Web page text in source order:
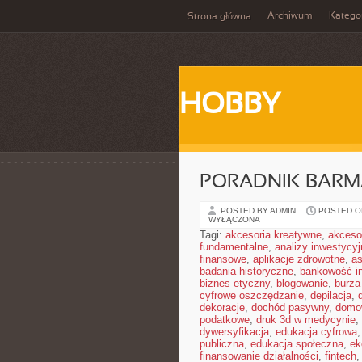
Strona główna Archiwum
HOBBY
PORADNIK
POSTED BY ADMIN POSTED
WYŁĄCZONA
Tagi: akcesoria kreatywne,
fundamentalne, analizy
finansowe, aplikacje zdrowotne,
badania historyczne, bankowość
biznes etyczny, blogowanie,
cyfrowe oszczędzanie, depilacja,
dekoracje, dochód pasywny,
podatkowe, druk 3d w medycynie,
dywersyfikacja, edukacja cyfrowa,
publiczna, edukacja społeczna,
finansowanie działalności, fintech,